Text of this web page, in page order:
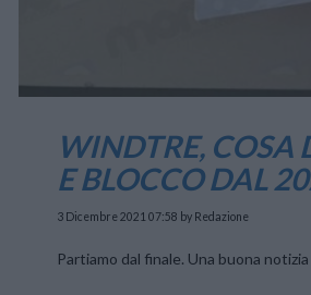
WINDTRE, COSA
E BLOCCO DAL
3 Dicembre 2021 07:58 by Redazione
Partiamo dal finale. Una buona